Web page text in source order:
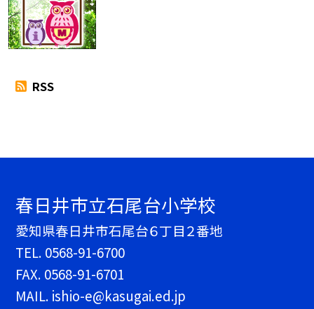
RSS
春日井市立石尾台小学校
愛知県春日井市石尾台６丁目２番地
TEL. 0568-91-6700
FAX. 0568-91-6701
MAIL. ishio-e@kasugai.ed.jp